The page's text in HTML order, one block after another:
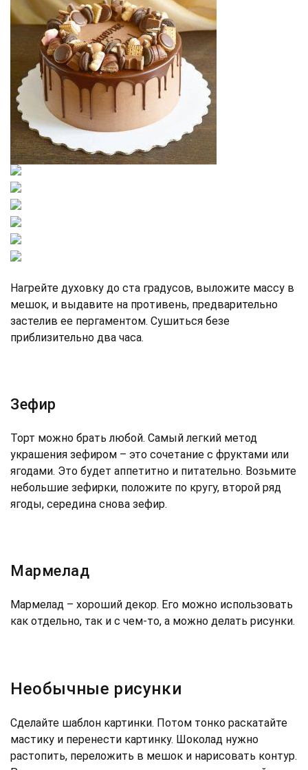
Нагрейте духовку до ста градусов, выложите массу в
мешок, и выдавите на противень, предварительно
застелив ее пергаментом. Сушиться безе
приблизительно два часа.
Зефир
Торт можно брать любой. Самый легкий метод
украшения зефиром – это сочетание с фруктами или
ягодами. Это будет аппетитно и питательно. Возьмите
небольшие зефирки, положите по кругу, второй ряд
ягоды, середина снова зефир.
Мармелад
Мармелад – хороший декор. Его можно использовать
как отдельно, так и с чем-то, а можно делать рисунки.
Необычные рисунки
Сделайте шаблон картинки. Потом тонко раскатайте
мастику и перенести картинку. Шоколад нужно
растопить, переложить в мешок и нарисовать контур.